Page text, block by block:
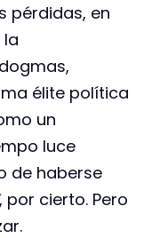
pérdidas, en
la
élite política
un
luce
de haberse
, por cierto. Pero